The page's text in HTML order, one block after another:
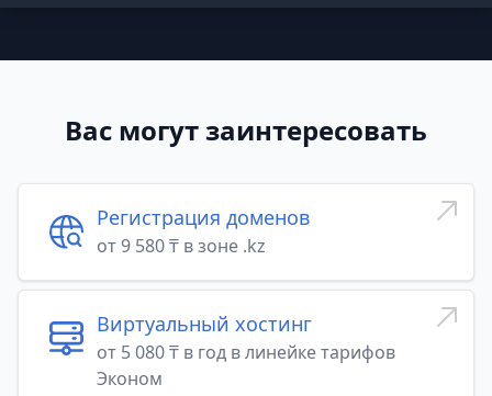
Вас могут заинтересовать
Регистрация доменов
от 9 580 ₸ в зоне .kz
Виртуальный хостинг
от 5 080 ₸ в год в линейке тарифов
Эконом